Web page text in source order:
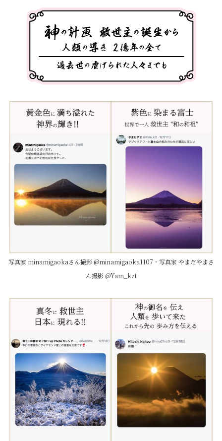
写真家 minamigaokaさん撮影 @minamigaoka1107・写真家 やまだやまさ
ん撮影 @Yam_kzt